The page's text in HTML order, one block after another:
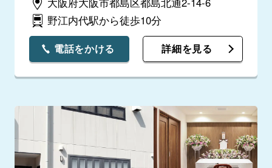
野江内代駅から徒歩10分
電話をかける 詳細を見る